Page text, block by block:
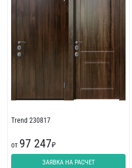
Trend 230817
от 97 247₽
ЗАЯВКА НА РАСЧЕТ